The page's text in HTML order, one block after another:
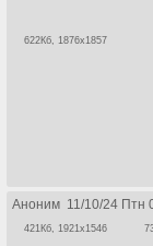
622Кб, 1876x1857
Аноним 11/10/24 Птн
421Кб, 1921x1546